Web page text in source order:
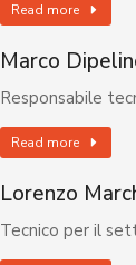
Read more
Marco
Responsabile
Read more
Lorenzo
Tecnico per il